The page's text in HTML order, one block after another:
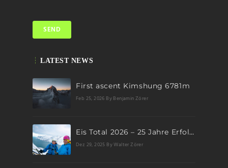
LATEST NEWS
First ascent Kimshung 6781m
Feb 25, 2026 By Benjamin Zörer
Eis Total 2026 – 25 Jahre Erfolgsgeschichte im steilen Eis
Dez 29, 2025 By Walter Zörer